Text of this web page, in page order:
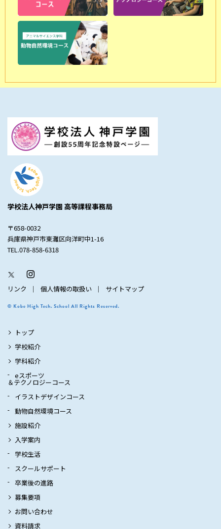
学校法人神戸学園 高等課程事務局
〒658-0032
兵庫県神戸市東灘区向洋町中1-16
TEL.078-858-6318
リンク 個人情報の取扱い サイトマップ
© Kobe High Tech. School All Rights Reserved.
トップ
学校紹介
学科紹介
eスポーツ
＆テクノロジーコース
イラストデザインコース
動物自然環境コース
施設紹介
入学案内
学校生活
スクールサポート
卒業後の進路
募集要項
お問い合わせ
資料請求